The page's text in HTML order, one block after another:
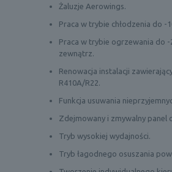
Żaluzje Aerowings.
Praca w trybie chłodzenia do -
Praca w trybie ogrzewania do -
zewnątrz.
Renowacja instalacji
R410A/R22.
Funkcja usuwania
Zdejmowany i zmywalny panel
Tryb wysokiej wydajności.
Tryb łagodnego osuszania